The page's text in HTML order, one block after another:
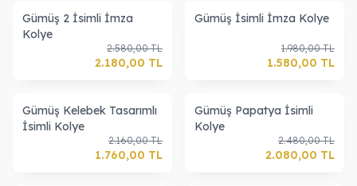
Gümüş 2 İsimli İmza
Kolye
2.580,00TL
2.180,00 TL
Gümüş İsimli İmza Kolye
1.980,00TL
1.580,00 TL
Gümüş Kelebek Tasarımlı
İsimli Kolye
2.160,00TL
1.760,00 TL
Gümüş Papatya İsimli
Kolye
2.480,00TL
2.080,00 TL